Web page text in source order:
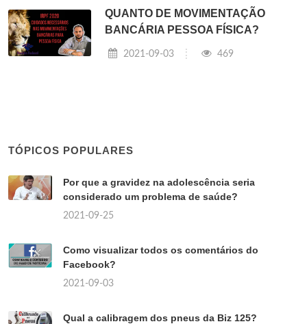
QUANTO DE MOVIMENTAÇÃO
BANCÁRIA PESSOA FÍSICA?
2021-09-03 469
TÓPICOS POPULARES
Por que a gravidez na adolescência seria
considerado um problema de saúde?
2021-09-25
Como visualizar todos os comentários do
Facebook?
2021-09-03
Qual a calibragem dos pneus da Biz 125?